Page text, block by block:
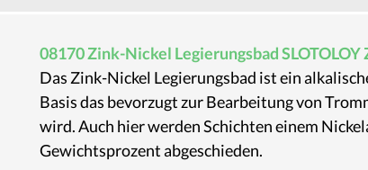
08170 Zink-Nickel Legierungsbad SLOTOLOY
Das Zink-Nickel Legierungsbad ist ein
Basis das bevorzugt zur Bearbeitung von
wird. Auch hier werden Schichten einem
Gewichtsprozent abgeschieden.